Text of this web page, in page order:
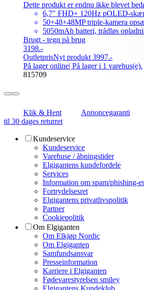
Dette produkt er endnu ikke blevet
6,7" FHD+ 120Hz pOLED-
50+48+48MP triple-kamera
5050mAh batteri, trådløs
Brugt - tegn på brug
3198.-
OutletprisNyt produkt 3997.-
På lager online | På lager i 1 varehus(e).
815709
Klik & Hent Annoncegaranti
til 30 dages returret
Kundeservice
Kundeservice
Varehuse / åbningstider
Elgigantens kundefordele
Services
Information om spam/phishing-
Fortrydelsesret
Elgigantens privatlivspolitik
Partner
Cookiepolitik
Om Elgiganten
Om Elkjøp Nordic
Om Elgiganten
Samfundsansvar
Presseinformation
Karriere i Elgiganten
Fødevarestyrelsen smiley